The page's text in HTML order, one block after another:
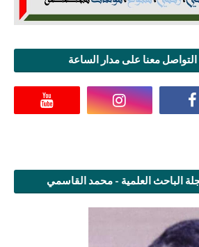
معنا على مدار الساعة
الباحث العلمية - محمد القاسمي